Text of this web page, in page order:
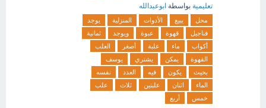
تعليمية بواسطة ابوعبدالله
محل يبيع الأدوات المنزلية
يوجد
فناجيل
قهوة عبوة ويوجد
ثمانية
أكواب
ماء علبة أصغر
العلب
القهوة
يمكن يشتري
يوسف
بحيث
يكون فيه العدد
نفسه
الماء
اثنان علبتين ثلاث
علب
خمس
أربع